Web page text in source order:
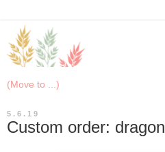
5.6.19
Custom order: